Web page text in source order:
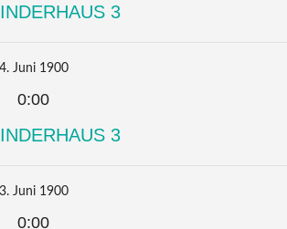
3
4. Juni 1900
0:00
3
3. Juni 1900
0:00